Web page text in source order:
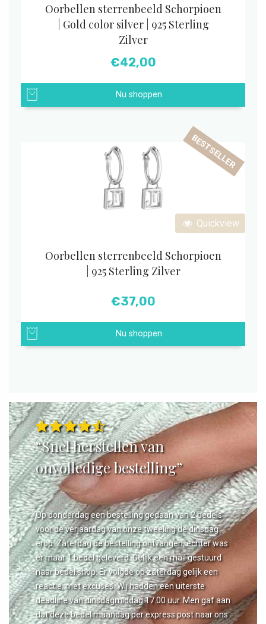
Oorbellen sterrenbeeld Schorpioen
| Gold color silver | 925 Sterling
Zilver
€42,00
Nu shoppen
Quickview
BESTSELLER
Oorbellen sterrenbeeld Schorpioen
| 925 Sterling Zilver
€37,00
Nu shoppen
“Snel herstellen van
onvolledige bestelling”
Op donderdag een bestelling gedaan van 2 bedels
voor de verjaardag van onze tweeling de dinsdag
erop. Zaterdag de bestelling ontvangen, echter was
er maar 1 bedel geleverd. Gelijk een mail gestuurd
naar bedel.shop. Er volgde op zaterdag gelijk een
reactie, met excuses. Wij hadden een uiterste
deadline van dinsdagmiddag 17.00 uur. Men gaf aan
dat deze bedel maandag per express post naar ons